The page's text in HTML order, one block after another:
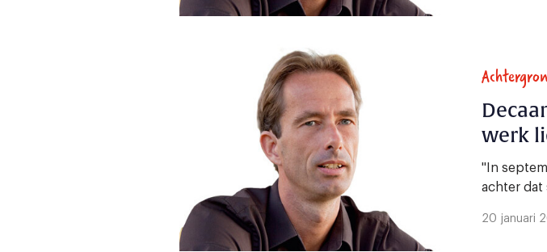
werk
"In
achter dat
20 januari